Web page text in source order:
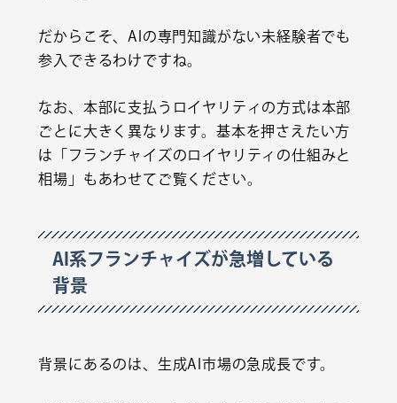
だからこそ、AIの専門知識がない未経験者でも
参入できるわけですね。
なお、本部に支払うロイヤリティの方式は本部
ごとに大きく異なります。基本を押さえたい方
は「 フランチャイズのロイヤリティの仕組みと
相場 」もあわせてご覧ください。
AI系フランチャイズが急増している
背景
背景にあるのは、生成AI市場の急成長です。